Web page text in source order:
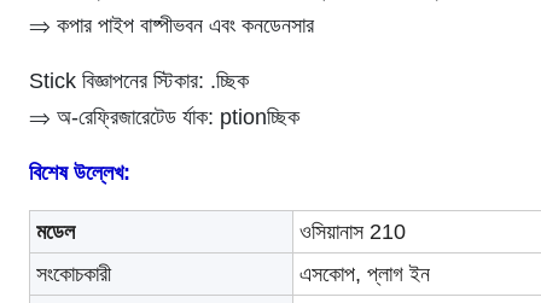
⇒ কপার পাইপ বাষ্পীভবন এবং কনডেনসার
Stick বিজ্ঞাপনের স্টিকার: .চ্ছিক
⇒ অ-রেফ্রিজারেটেড র্যাক: ptionচ্ছিক
বিশেষ উল্লেখ:
মডেল
ওসিয়ানাস 210
সংকোচকারী
এসকোপ, প্লাগ ইন